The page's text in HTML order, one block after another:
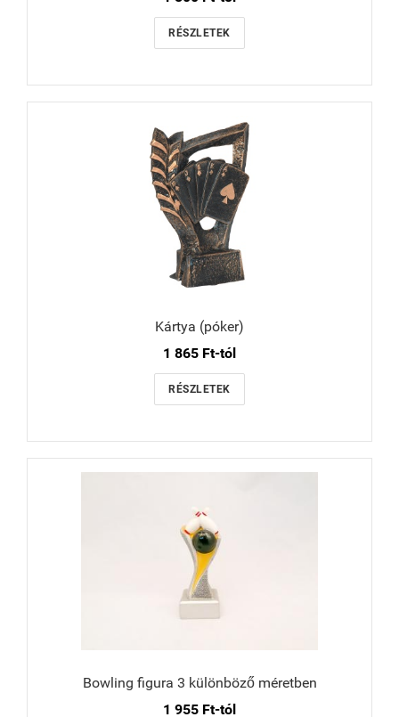
RÉSZLETEK
Kártya (póker)
1 865 Ft-tól
RÉSZLETEK
Bowling figura 3 különböző méretben
1 955 Ft-tól